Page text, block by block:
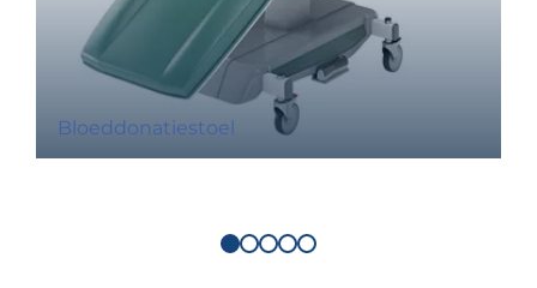
Bloeddonatiestoel